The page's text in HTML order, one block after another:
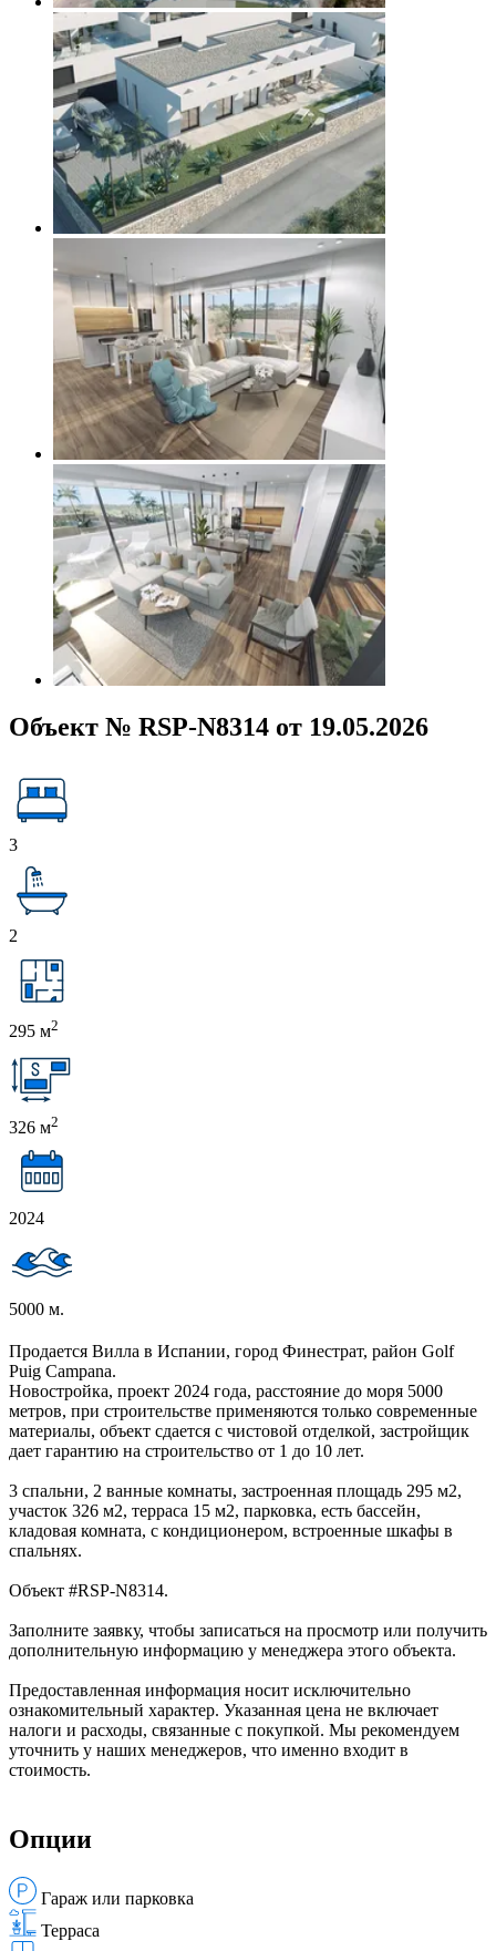
Объект № RSP-N8314 от 19.05.2026
3
2
295 м2
326 м2
2024
5000 м.
Продается Вилла в Испании, город Финестрат, район Golf
Puig Campana.
Новостройка, проект 2024 года, расстояние до моря 5000
метров, при строительстве применяются только современные
материалы, объект сдается с чистовой отделкой, застройщик
дает гарантию на строительство от 1 до 10 лет.
3 спальни, 2 ванные комнаты, застроенная площадь 295 м2,
участок 326 м2, терраса 15 м2, парковка, есть бассейн,
кладовая комната, с кондиционером, встроенные шкафы в
спальнях.
Объект #RSP-N8314.
Заполните заявку, чтобы записаться на просмотр или получить
дополнительную информацию у менеджера этого объекта.
Предоставленная информация носит исключительно
ознакомительный характер. Указанная цена не включает
налоги и расходы, связанные с покупкой. Мы рекомендуем
уточнить у наших менеджеров, что именно входит в
стоимость.
Опции
Гараж или парковка
Терраса